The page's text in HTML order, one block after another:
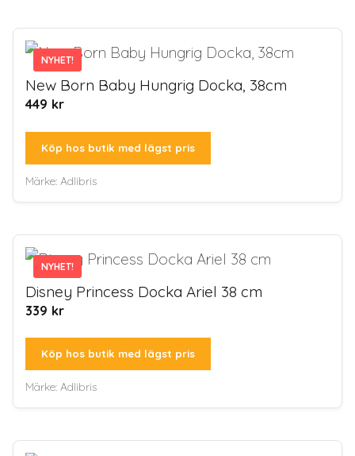
NYHET!
NYHET!
New Born Baby Hungrig Docka, 38cm
449 kr
Köp hos butik med lägst pris
Märke: Adlibris
NYHET!
NYHET!
Disney Princess Docka Ariel 38 cm
339 kr
Köp hos butik med lägst pris
Märke: Adlibris